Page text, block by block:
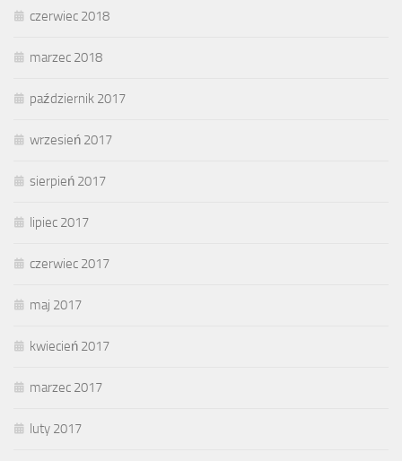
czerwiec 2018
marzec 2018
październik 2017
wrzesień 2017
sierpień 2017
lipiec 2017
czerwiec 2017
maj 2017
kwiecień 2017
marzec 2017
luty 2017